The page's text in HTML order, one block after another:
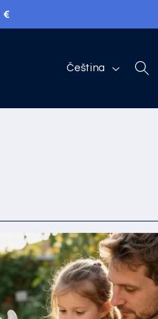
Jazyk
Čeština